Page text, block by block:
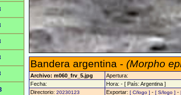
Bandera argentina - (Morpho
Archivo: m060_frv_5.jpg Apertura:
Fecha:
Hora: - [ País: Argentina ]
Directorio: 20230123 Exportar: [ C/logo ] - [ S/logo ] -